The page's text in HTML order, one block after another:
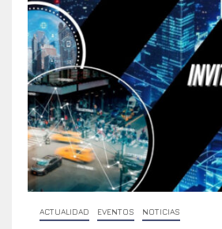
ACTUALIDAD EVENTOS NOTICIAS